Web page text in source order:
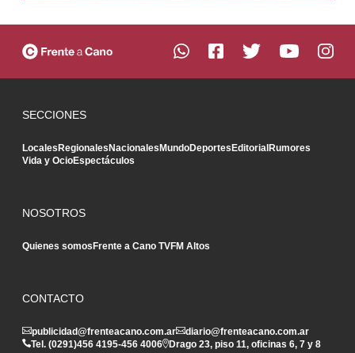
SECCIONES
LocalesRegionalesNacionalesMundoDeportesEditorialRumores
Vida y OcioEspectáculos
NOSOTROS
Quienes somosFrente a Cano TVFM Altos
CONTACTO
publicidad@frenteacano.com.ar
diario@frenteacano.com.ar
Tel. (0291)456 4195-456 4006 Drago 23, piso 11, oficinas 6, 7 y 8